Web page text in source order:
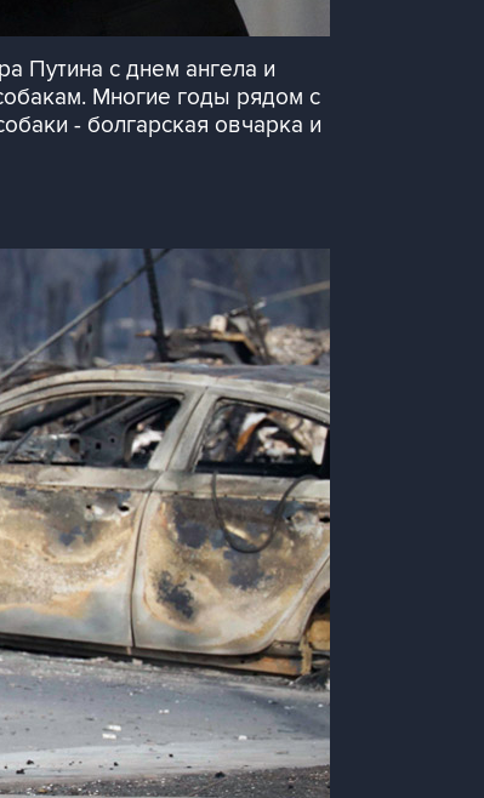
Путина с днем ангела и
Многие годы рядом с
- болгарская овчарка и